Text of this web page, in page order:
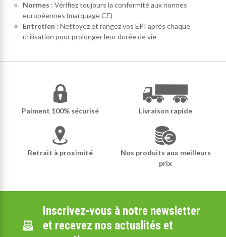
Normes : Vérifiez toujours la conformité aux normes
européennes (marquage CE)
Entretien : Nettoyez et rangez vos EPI après chaque
utilisation pour prolonger leur durée de vie
Paiment 100% sécurisé Livraison rapide
Retrait à proximité
Nos produits aux meilleurs
prix
Inscrivez-vous à notre newsletter
et recevez nos actualités et